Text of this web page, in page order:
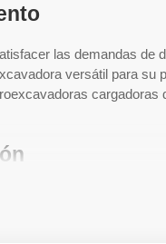
las demandas de
versátil para su
cargadoras